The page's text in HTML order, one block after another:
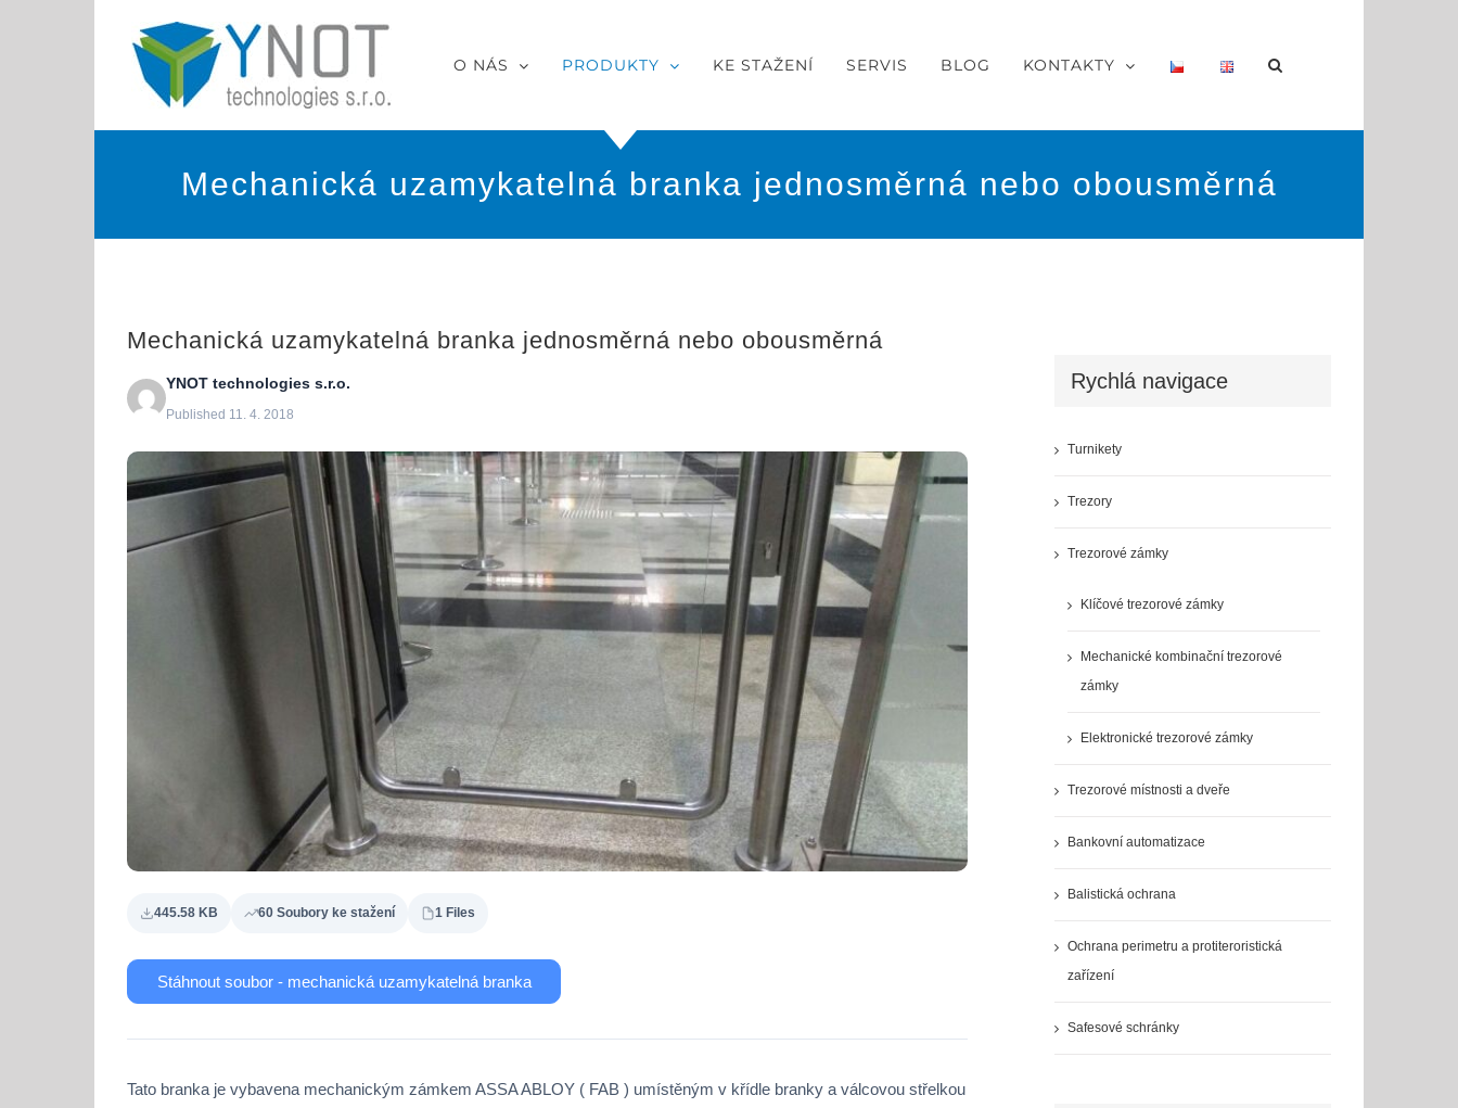
O NÁS PRODUKTY KE STAŽENÍ SERVIS BLOG KONTAKTY
Mechanická uzamykatelná branka jednosměrná nebo obousměrná
Mechanická uzamykatelná branka jednosměrná nebo obousměrná
YNOT technologies s.r.o.
Published 11. 4. 2018
445.58 KB 60 Soubory ke stažení 1 Files
Stáhnout soubor - mechanická uzamykatelná branka
Tato branka je vybavena mechanickým zámkem ASSA ABLOY ( FAB ) umístěným v křídle branky a válcovou střelkou
Rychlá navigace
Turnikety
Trezory
Trezorové zámky
Klíčové trezorové zámky
Mechanické kombinační trezorové
zámky
Elektronické trezorové zámky
Trezorové místnosti a dveře
Bankovní automatizace
Balistická ochrana
Ochrana perimetru a protiteroristická
zařízení
Safesové schránky